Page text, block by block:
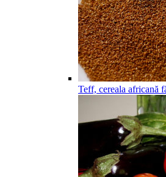
Teff, cereala africană